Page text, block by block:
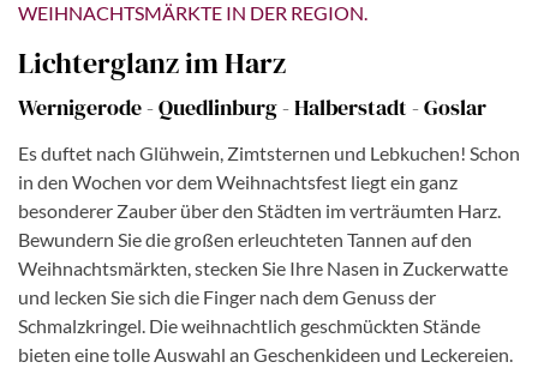
WEIHNACHTSMÄRKTE IN DER REGION.
Lichterglanz im Harz
Wernigerode - Quedlinburg - Halberstadt - Goslar
Es duftet nach Glühwein, Zimtsternen und Lebkuchen! Schon
in den Wochen vor dem Weihnachtsfest liegt ein ganz
besonderer Zauber über den Städten im verträumten Harz.
Bewundern Sie die großen erleuchteten Tannen auf den
Weihnachtsmärkten, stecken Sie Ihre Nasen in Zuckerwatte
und lecken Sie sich die Finger nach dem Genuss der
Schmalzkringel. Die weihnachtlich geschmückten Stände
bieten eine tolle Auswahl an Geschenkideen und Leckereien.